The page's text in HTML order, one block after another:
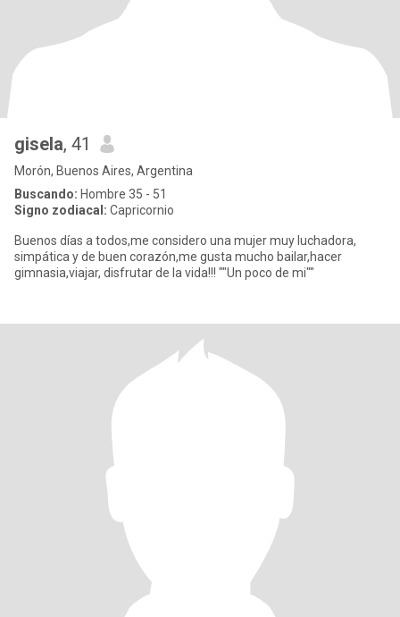
gisela, 41
Morón, Buenos Aires, Argentina
Buscando: Hombre 35 - 51
Signo zodiacal: Capricornio
Buenos días a todos,me considero una mujer muy luchadora,
simpática y de buen corazón,me gusta mucho bailar,hacer
gimnasia,viajar, disfrutar de la vida!!! ""Un poco de mi""